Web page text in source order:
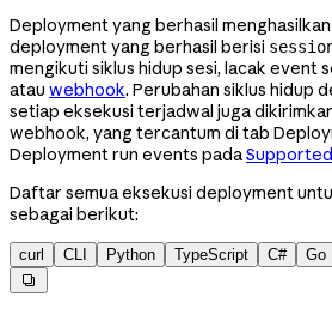
Deployment yang berhasil
deployment yang berhasil berisi
mengikuti siklus hidup sesi, lacak event
atau webhook. Perubahan siklus hidup
setiap eksekusi terjadwal juga
webhook, yang tercantum di tab
Deployment run events pada
Daftar semua eksekusi deployment
sebagai berikut:
curl CLI Python TypeScript C# Go
